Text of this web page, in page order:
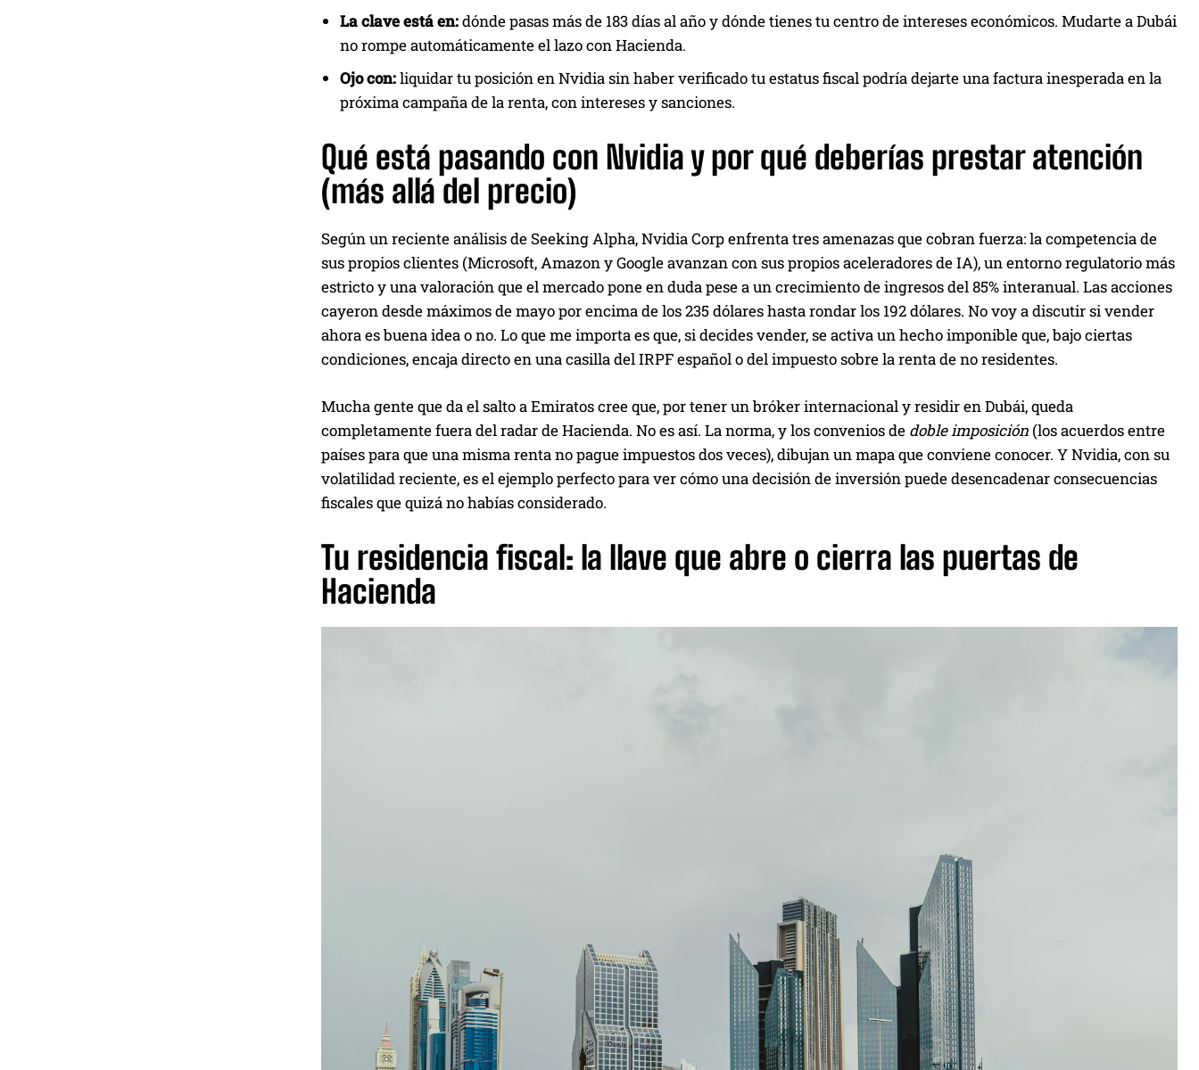
La clave está en:dónde pasas más de 183 días al año y dónde tienes tu centro de intereses económicos. Mudarte a Dubái
no rompe automáticamente el lazo con Hacienda.
Ojo con:liquidar tu posición en Nvidia sin haber verificado tu estatus fiscal podría dejarte una factura inesperada en la
próxima campaña de la renta, con intereses y sanciones.
Qué está pasando con Nvidia y por qué deberías prestar atención
(más allá del precio)
Según un reciente análisis de Seeking Alpha, Nvidia Corp enfrenta tres amenazas que cobran fuerza: la competencia de
sus propios clientes (Microsoft, Amazon y Google avanzan con sus propios aceleradores de IA), un entorno regulatorio más
estricto y una valoración que el mercado pone en duda pese a un crecimiento de ingresos del 85% interanual. Las acciones
cayeron desde máximos de mayo por encima de los 235 dólares hasta rondar los 192 dólares. No voy a discutir si vender
ahora es buena idea o no. Lo que me importa es que, si decides vender, se activa un hecho imponible que, bajo ciertas
condiciones, encaja directo en una casilla del IRPF español o del impuesto sobre la renta de no residentes.
Mucha gente que da el salto a Emiratos cree que, por tener un bróker internacional y residir en Dubái, queda
completamente fuera del radar de Hacienda. No es así. La norma, y los convenios de doble imposición (los acuerdos entre
países para que una misma renta no pague impuestos dos veces), dibujan un mapa que conviene conocer. Y Nvidia, con su
volatilidad reciente, es el ejemplo perfecto para ver cómo una decisión de inversión puede desencadenar consecuencias
fiscales que quizá no habías considerado.
Tu residencia fiscal: la llave que abre o cierra las puertas de
Hacienda